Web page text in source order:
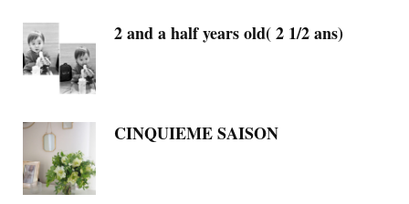
2 and a half years old( 2 1/2 ans)
CINQUIEME SAISON